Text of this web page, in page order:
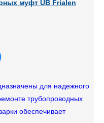
муфт UB Frialen
для надежного
трубопроводных
обеспечивает